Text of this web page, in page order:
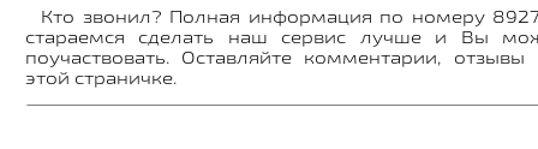
Кто звонил? Полная информация по номеру
стараемся сделать наш сервис лучше и Вы
поучаствовать. Оставляйте комментарии,
этой страничке.